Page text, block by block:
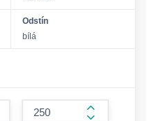
Odstín
bílá